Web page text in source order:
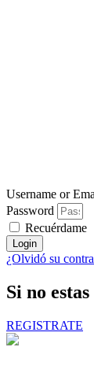
Username or
Password
Recuérdame
Login
¿Olvidó su
Si no
REGISTRATE